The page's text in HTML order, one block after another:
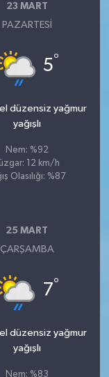
23 MART
PAZARTESI
5°
düzensiz yağmur
yağışlı
Nem: %92
12 km/h
Olasılığı: %87
25 MART
ÇARŞAMBA
7°
düzensiz yağmur
yağışlı
Nem: %83